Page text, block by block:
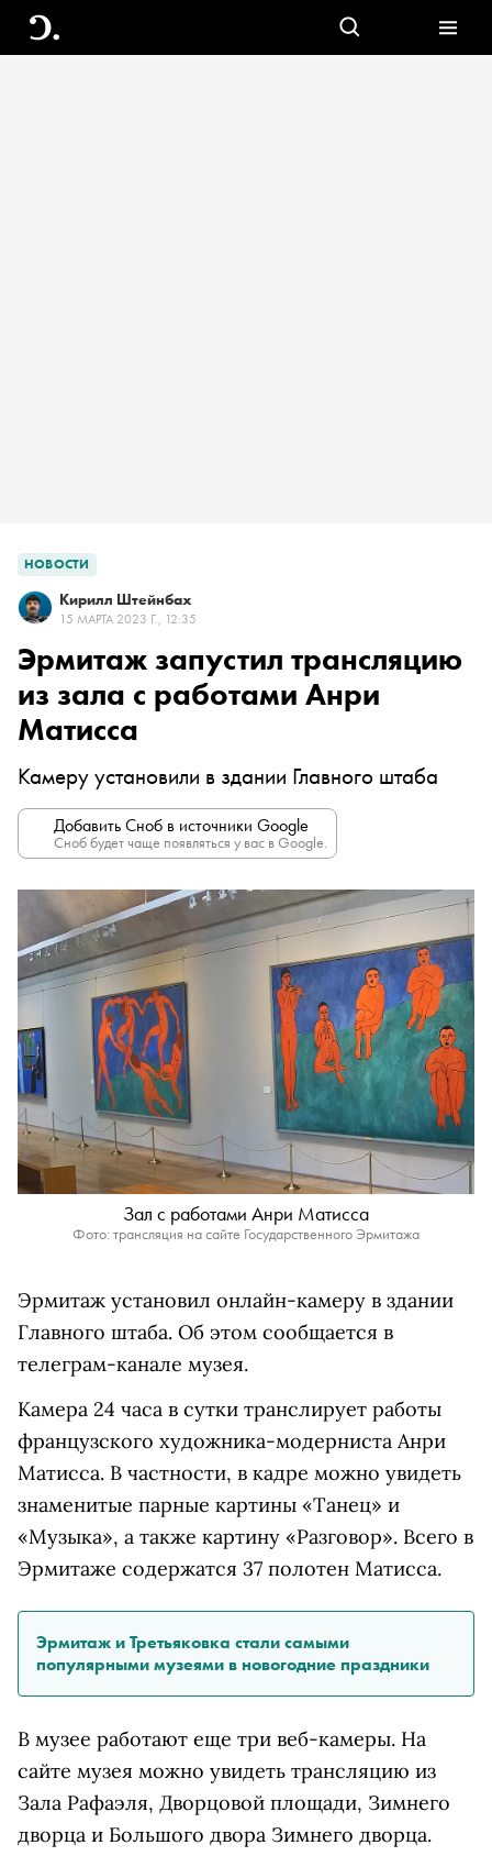
НОВОСТИ
Кирилл Штейнбах
15 МАРТА 2023 Г., 12:35
Эрмитаж запустил трансляцию
из зала с работами Анри
Матисса
Камеру установили в здании Главного штаба
Добавить Сноб в источники Google
Сноб будет чаще появляться у вас в Google.
Зал с работами Анри Матисса
Фото: трансляция на сайте Государственного Эрмитажа
Эрмитаж установил онлайн-камеру в здании
Главного штаба. Об этом сообщается в
телеграм-канале музея.
Камера 24 часа в сутки транслирует работы
французского художника-модерниста Анри
Матисса. В частности, в кадре можно увидеть
знаменитые парные картины «Танец» и
«Музыка», а также картину «Разговор». Всего в
Эрмитаже содержатся 37 полотен Матисса.
Эрмитаж и Третьяковка стали самыми
популярными музеями в новогодние праздники
В музее работают еще три веб-камеры. На
сайте музея можно увидеть трансляцию из
Зала Рафаэля, Дворцовой площади, Зимнего
дворца и Большого двора Зимнего дворца.